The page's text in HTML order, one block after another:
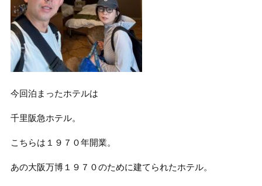
今回泊まったホテルは
千里阪急ホテル。
こちらは１９７０年開業。
あの大阪万博１９７０のために建てられたホテル。